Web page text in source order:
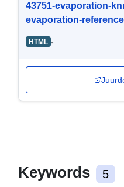
43751-evaporation-
evaporation-
HTML -
Keywords 5